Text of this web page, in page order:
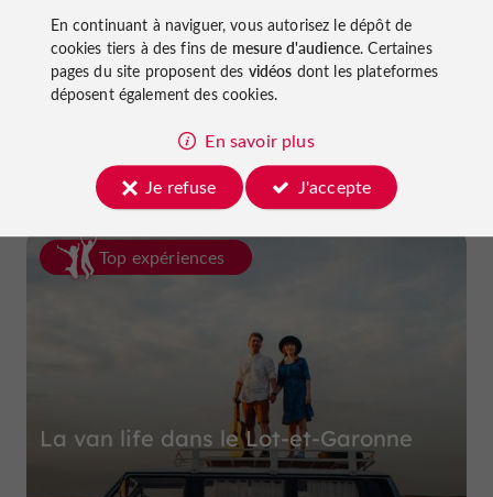
Hôtel La Dame du Lac
Top expériences
La van life dans le Lot-et-Garonne
En continuant à naviguer, vous autorisez le dépôt de
cookies tiers à des fins de mesure d'audience. Certaines
pages du site proposent des vidéos dont les plateformes
déposent également des cookies.
En savoir plus
Je refuse
J'accepte